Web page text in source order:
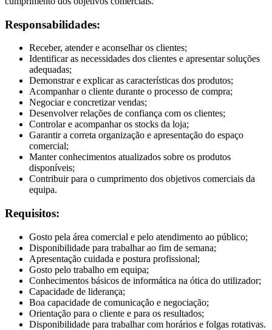
Responsabilidades:
Receber, atender e aconselhar os clientes;
Identificar as necessidades dos clientes e apresentar soluções
adequadas;
Demonstrar e explicar as características dos produtos;
Acompanhar o cliente durante o processo de compra;
Negociar e concretizar vendas;
Desenvolver relações de confiança com os clientes;
Controlar e acompanhar os stocks da loja;
Garantir a correta organização e apresentação do espaço
comercial;
Manter conhecimentos atualizados sobre os produtos
disponíveis;
Contribuir para o cumprimento dos objetivos comerciais da
equipa.
Requisitos:
Gosto pela área comercial e pelo atendimento ao público;
Disponibilidade para trabalhar ao fim de semana;
Apresentação cuidada e postura profissional;
Gosto pelo trabalho em equipa;
Conhecimentos básicos de informática na ótica do utilizador;
Capacidade de liderança;
Boa capacidade de comunicação e negociação;
Orientação para o cliente e para os resultados;
Disponibilidade para trabalhar com horários e folgas rotativas.